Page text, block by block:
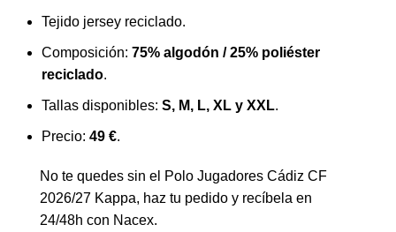
Tejido jersey reciclado.
Composición: 75% algodón / 25% poliéster
reciclado.
Tallas disponibles: S, M, L, XL y XXL.
Precio: 49 €.
No te quedes sin el Polo Jugadores Cádiz CF
2026/27 Kappa, haz tu pedido y recíbela en
24/48h con Nacex.